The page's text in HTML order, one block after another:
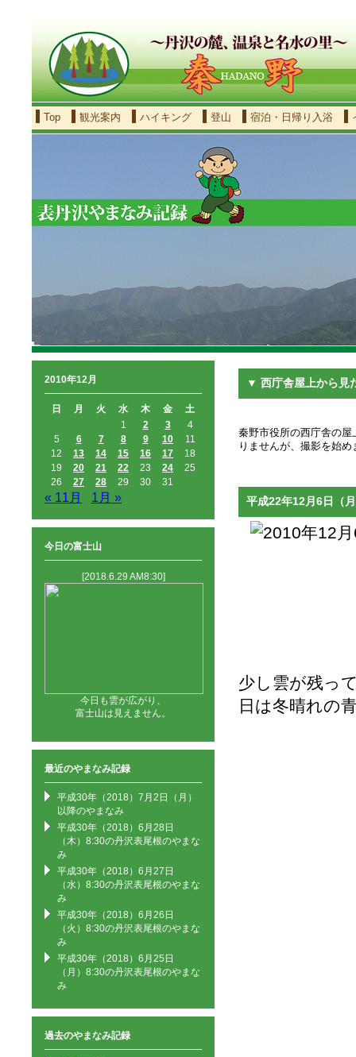
Top 観光案内 ハイキング 登山 宿泊・日帰り入浴
2010年12月
日 月 火 水 木 金
土
1
2 3
4
5
6 7 8 9 10
11
12
13 14 15 16 17
18
19
20 21 22 23 24
25
26
27 28 29 30 31
« 11月 1月 »
今日の富士山
[2018.6.29 AM8:30]
今日も雲が広がり、
富士山は見えません。
最近のやまなみ記録
平成30年（2018）7月2日（月）
以降のやまなみ
平成30年（2018）6月28日
（木）8:30の丹沢表尾根のやまな
み
平成30年（2018）6月27日
（水）8:30の丹沢表尾根のやまな
み
平成30年（2018）6月26日
（火）8:30の丹沢表尾根のやまな
み
平成30年（2018）6月25日
（月）8:30の丹沢表尾根のやまな
み
過去のやまなみ記録
▼ 西庁舎屋上から見
秦野市役所の西庁舎の
りませんが、撮影を始
平成22年12月6日（
少し雲が残っ
日は冬晴れの